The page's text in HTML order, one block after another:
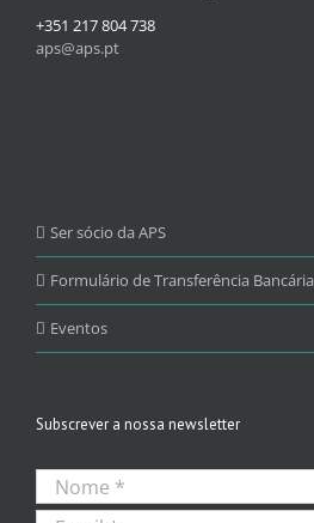
+351 217 804 738
aps@aps.pt
Ser sócio da APS
Formulário de Transferência Bancária
Eventos
Subscrever a nossa newsletter